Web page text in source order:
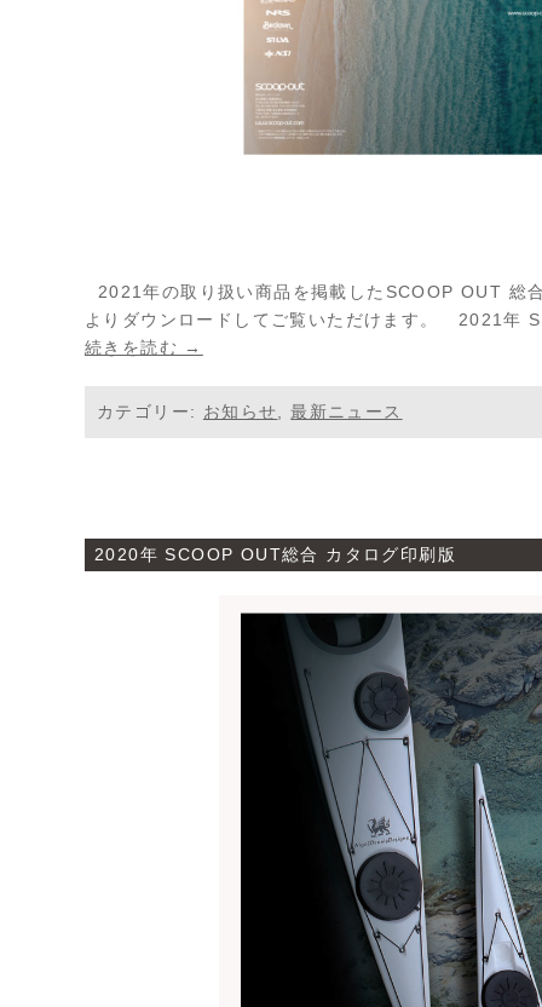
2021年の取り扱い商品を掲載したSCOOP OUT 総
よりダウンロードしてご覧いただけます。 2021年
続きを読む →
カテゴリー: お知らせ ,最新ニュース
2020年 SCOOP OUT総合 カタログ印刷版